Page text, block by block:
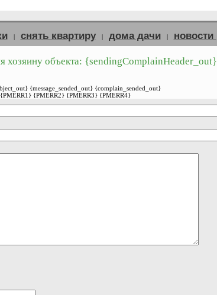
| снять квартиру | дома дачи | новости
хозяину объекта: {sendingComplainHeader_out}
{message_sended_out} {complain_sended_out}
{PMERR1} {PMERR2} {PMERR3} {PMERR4}